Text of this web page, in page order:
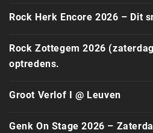
Rock Herk Encore 2026 – Dit
Rock Zottegem 2026
optredens.
Groot Verlof I @ Leuven
Genk On Stage 2026 –